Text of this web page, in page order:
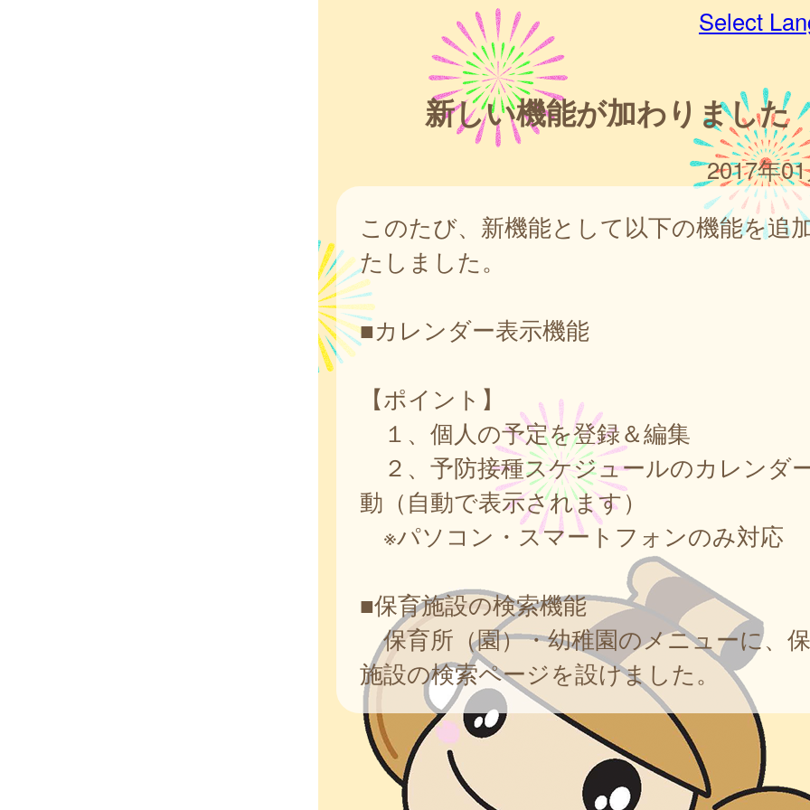
Select
新しい機能が加わりました
2017年
このたび、新機能として以下の機能を追
たしました。
■カレンダー表示機能
【ポイント】
１、個人の予定を登録＆編集
２、予防接種スケジュールのカレンダ
動（自動で表示されます）
※パソコン・スマートフォンのみ対応
■保育施設の検索機能
保育所（園）・幼稚園のメニューに、
施設の検索ページを設けました。